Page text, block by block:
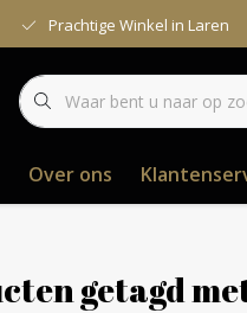
Prachtige Winkel in Laren
Over ons
getagd